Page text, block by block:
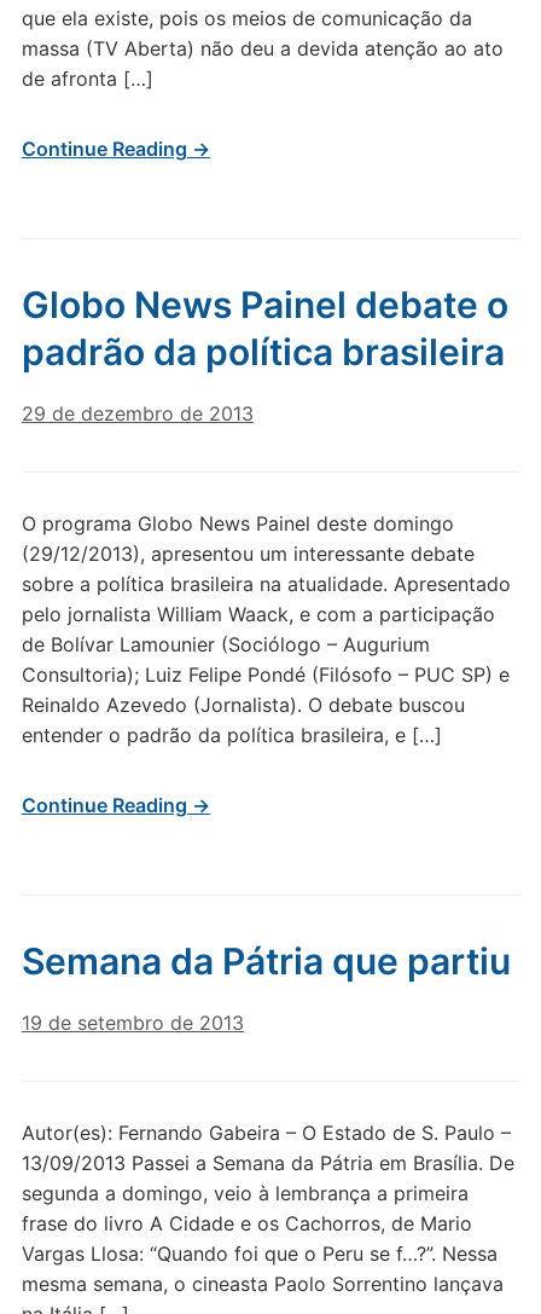
que ela existe, pois os meios de comunicação da
massa (TV Aberta) não deu a devida atenção ao ato
de afronta […]
Continue Reading →
Globo News Painel debate o
padrão da política brasileira
29 de dezembro de 2013
O programa Globo News Painel deste domingo
(29/12/2013), apresentou um interessante debate
sobre a política brasileira na atualidade. Apresentado
pelo jornalista William Waack, e com a participação
de Bolívar Lamounier (Sociólogo – Augurium
Consultoria); Luiz Felipe Pondé (Filósofo – PUC SP) e
Reinaldo Azevedo (Jornalista). O debate buscou
entender o padrão da política brasileira, e […]
Continue Reading →
Semana da Pátria que partiu
19 de setembro de 2013
Autor(es): Fernando Gabeira – O Estado de S. Paulo –
13/09/2013 Passei a Semana da Pátria em Brasília. De
segunda a domingo, veio à lembrança a primeira
frase do livro A Cidade e os Cachorros, de Mario
Vargas Llosa: “Quando foi que o Peru se f…?”. Nessa
mesma semana, o cineasta Paolo Sorrentino lançava